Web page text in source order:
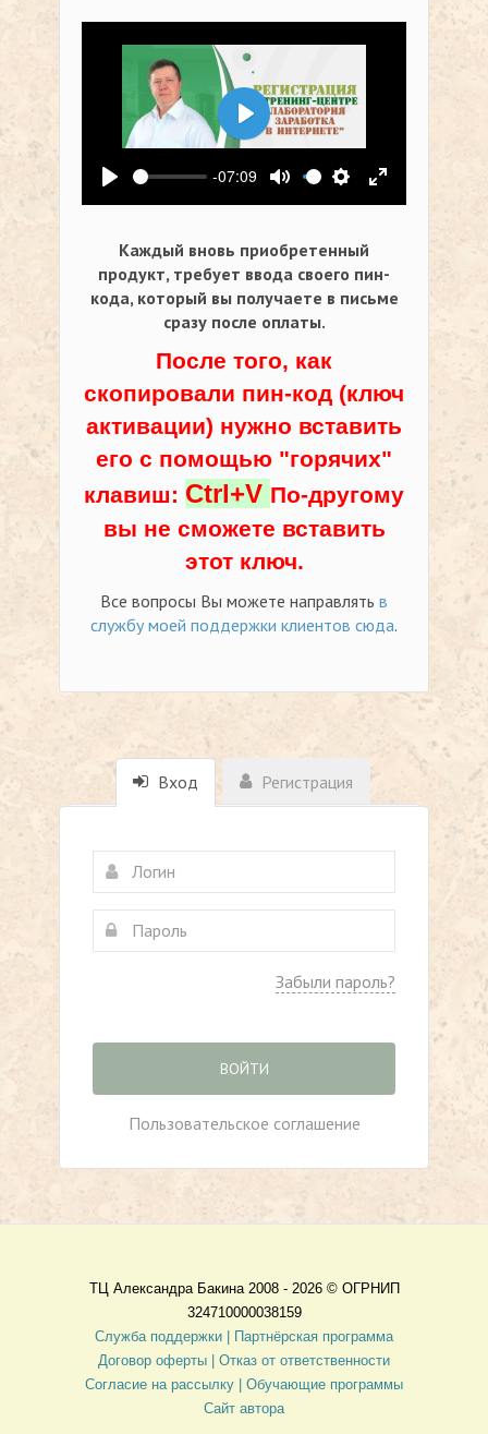
Воспроизвести
-07:09
Выключить звук
Настройки
На весь
Воспроизвести
Каждый вновь приобретенный
продукт, требует ввода своего пин-
кода, который вы получаете в письме
сразу после оплаты.
После того, как
скопировали пин-код (ключ
активации) нужно вставить
его с помощью "горячих"
клавиш: Ctrl+V По-другому
вы не сможете вставить
этот ключ.
Все вопросы Вы можете направлять в
службу моей поддержки клиентов сюда.
Вход Регистрация
Забыли пароль?
ВОЙТИ
Пользовательское соглашение
ТЦ Александра Бакина 2008 - 2026 © ОГРНИП
324710000038159
Служба поддержки |
Партнёрская программа
Договор оферты
| Отказ от ответственности
Согласие на рассылку | Обучающие программы
Сайт автора